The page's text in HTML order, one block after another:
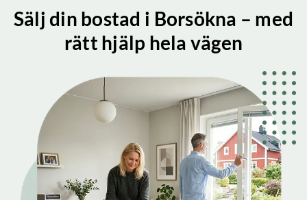
Sälj din bostad i Borsökna – med
rätt hjälp hela vägen